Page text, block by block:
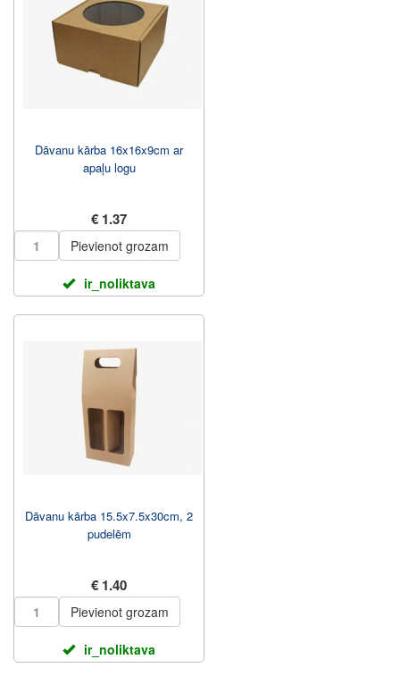
Dāvanu kārba 16x16x9cm ar
apaļu logu
€ 1.37
Pievienot grozam
ir_noliktava
Dāvanu kārba 15.5x7.5x30cm, 2
pudelēm
€ 1.40
Pievienot grozam
ir_noliktava